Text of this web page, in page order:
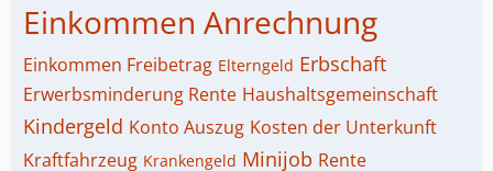
Einkommen Anrechnung
Einkommen Freibetrag Elterngeld Erbschaft
Erwerbsminderung Rente Haushaltsgemeinschaft
Kindergeld Konto Auszug Kosten der Unterkunft
Kraftfahrzeug Krankengeld Minijob Rente